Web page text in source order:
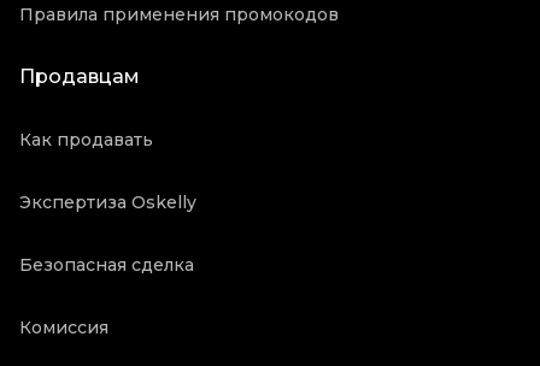
Правила применения промокодов
Продавцам
Как продавать
Экспертиза Oskelly
Безопасная сделка
Комиссия